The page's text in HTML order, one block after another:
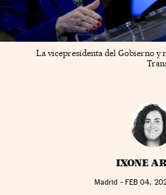
La vicepresidenta del Gobierno y
IXONE
Madrid - FEB 04,